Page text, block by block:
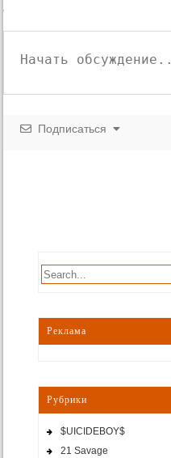
Подписаться
Реклама
Рубрики
$UICIDEBOY$
21 Savage